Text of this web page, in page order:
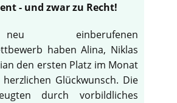
- und zwar zu Recht!
einberufenen
haben Alina, Niklas
den ersten Platz im Monat
Glückwunsch. Die
durch vorbildliches